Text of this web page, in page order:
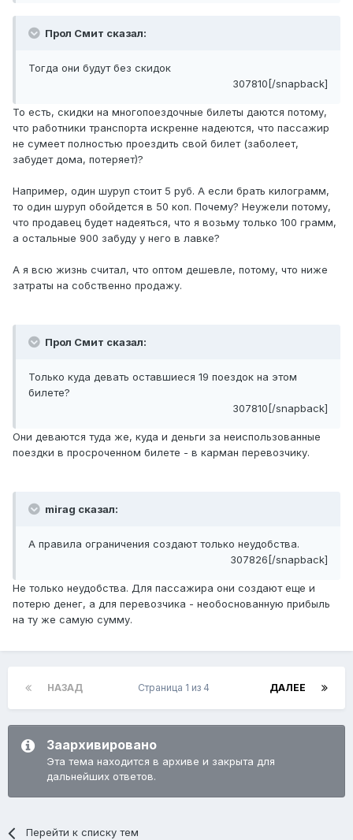
Прол Смит сказал:
Тогда они будут без скидок
307810[/snapback]
То есть, скидки на многопоездочные билеты даются потому,
что работники транспорта искренне надеются, что пассажир
не сумеет полностью проездить свой билет (заболеет,
забудет дома, потеряет)?
Например, один шуруп стоит 5 руб. А если брать килограмм,
то один шуруп обойдется в 50 коп. Почему? Неужели потому,
что продавец будет надеяться, что я возьму только 100 грамм,
а остальные 900 забуду у него в лавке?
А я всю жизнь считал, что оптом дешевле, потому, что ниже
затраты на собственно продажу.
Прол Смит сказал:
Только куда девать оставшиеся 19 поездок на этом
билете?
307810[/snapback]
Они деваются туда же, куда и деньги за неиспользованные
поездки в просроченном билете - в карман перевозчику.
mirag сказал:
А правила ограничения создают только неудобства.
307826[/snapback]
Не только неудобства. Для пассажира они создают еще и
потерю денег, а для перевозчика - необоснованную прибыль
на ту же самую сумму.
НАЗАД ДАЛЕЕ
Страница 1 из 4
Заархивировано
Эта тема находится в архиве и закрыта для
дальнейших ответов.
Перейти к списку тем